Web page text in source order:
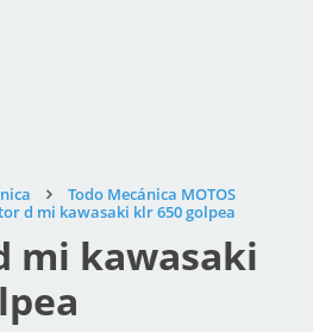
Todo Mecánica MOTOS
d mi kawasaki klr 650 golpea
mi kawasaki